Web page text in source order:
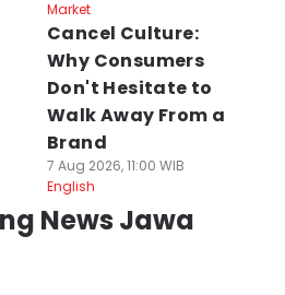
Market
Cancel Culture:
Why Consumers
Don't Hesitate to
Walk Away From a
Brand
7 Aug 2026, 11:00 WIB
English
News Jawa